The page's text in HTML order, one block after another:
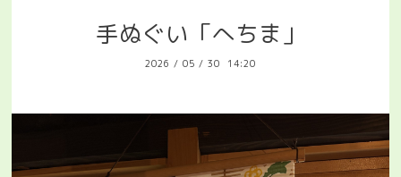
手ぬぐい「へちま」
2026 / 05 / 30 14:20